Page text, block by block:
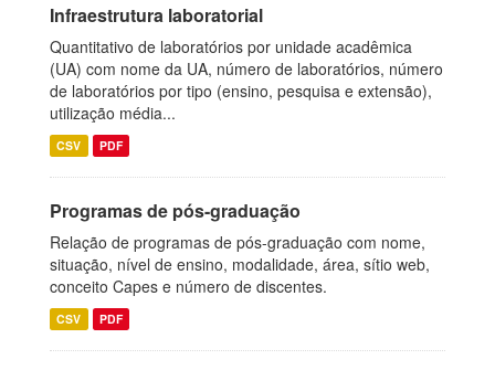
Infraestrutura laboratorial
Quantitativo de laboratórios por unidade acadêmica
(UA) com nome da UA, número de laboratórios, número
de laboratórios por tipo (ensino, pesquisa e extensão),
utilização média...
CSV PDF
Programas de pós-graduação
Relação de programas de pós-graduação com nome,
situação, nível de ensino, modalidade, área, sítio web,
conceito Capes e número de discentes.
CSV PDF